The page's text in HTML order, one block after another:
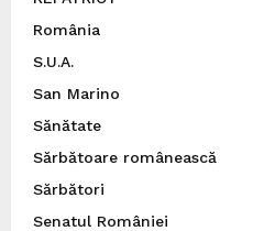
România
S.U.A.
San Marino
Sănătate
Sărbătoare românească
Sărbători
Senatul României